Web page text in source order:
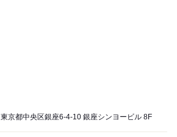
東京都中央区銀座6-4-10 銀座シンヨービル 8F